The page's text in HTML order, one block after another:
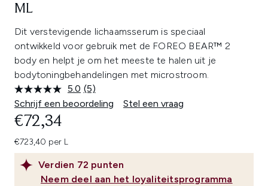
ML
Dit verstevigende lichaamsserum is speciaal
ontwikkeld voor gebruik met de FOREO BEAR™ 2
body en helpt je om het meeste te halen uit je
bodytoningbehandelingen met microstroom.
5.0 Lees
5
beoordelingen.
(5)
Schrijf een beoordeling
Stel een vraag
Verdien 72 punten
Neem deel aan het loyaliteitsprogramma
€72,34
€723,40 per L